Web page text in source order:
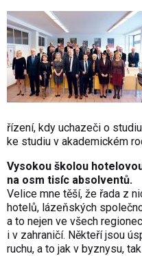
řízení, kdy uchazeči o
ke studiu v akademickém
Vysokou školou
na osm tisíc absolventů.
Velice mne těší, že řada z
hotelů, lázeňských
a to nejen ve všech
i v zahraničí. Někteří jsou
ruchu, a to jak v byznysu,